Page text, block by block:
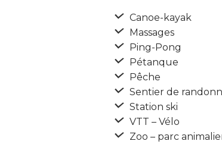
Canoe-kayak
Massages
Ping-Pong
Pétanque
Pêche
Sentier de
Station ski
VTT – Vélo
Zoo – parc